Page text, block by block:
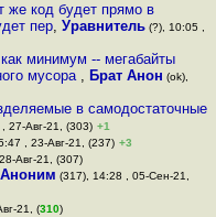
же код будет прямо в
пер,Уравнитель (?), 10:05 ,
минимум -- мегабайты
мусора , Брат Анон (ok),
в самодостаточные
27-Авг-21, (303) +1
, 23-Авг-21, (237) +3
Авг-21, (307)
Аноним (317), 14:28 , 05-Сен-21,
21, (310)